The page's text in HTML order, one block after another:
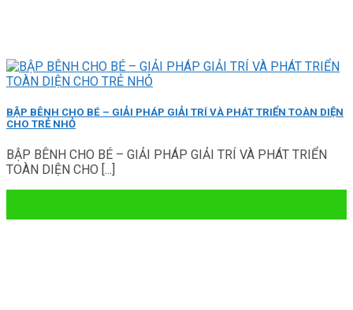
BẬP BÊNH CHO BÉ – GIẢI PHÁP GIẢI TRÍ VÀ PHÁT TRIỂN TOÀN DIỆN
CHO TRẺ NHỎ
BẬP BÊNH CHO BÉ – GIẢI PHÁP GIẢI TRÍ VÀ PHÁT TRIỂN
TOÀN DIỆN CHO [...]